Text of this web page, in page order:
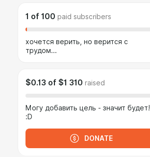
1 of 100 paid subscribers
хочется верить, но верится с
трудом...
$0.13 of $1 310 raised
Могу добавить цель - значит будет!
:D
DONATE